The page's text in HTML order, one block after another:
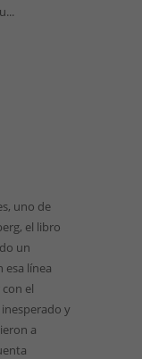
uno de
el libro
un
esa línea
el
y
a